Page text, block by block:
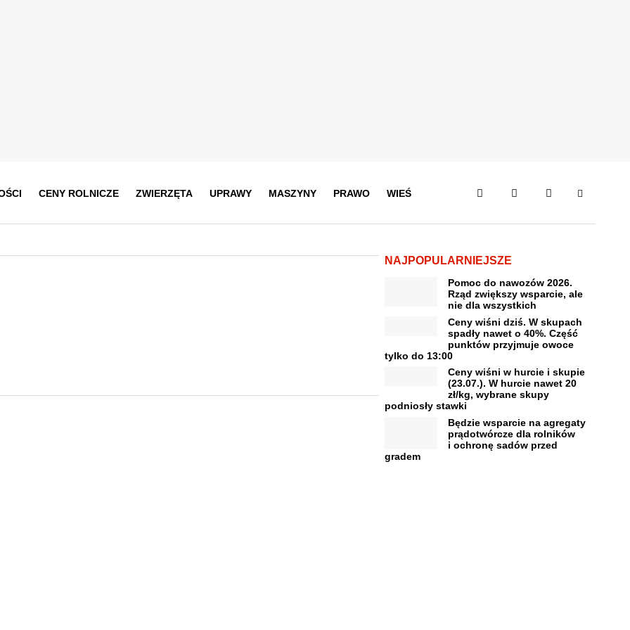
CENY ROLNICZE ZWIERZĘTA UPRAWY MASZYNY PRAWO WIEŚ
NAJPOPULARNIEJSZE
Pomoc do nawozów 2026.
Rząd zwiększy wsparcie, ale
nie dla wszystkich
Ceny wiśni dziś. W skupach
spadły nawet o 40%. Część
punktów przyjmuje owoce
tylko do 13:00
Ceny wiśni w hurcie i skupie
(23.07.). W hurcie nawet 20
zł/kg, wybrane skupy
podniosły stawki
Będzie wsparcie na agregaty
prądotwórcze dla rolników
i ochronę sadów przed
gradem